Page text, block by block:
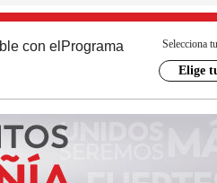
con el Programa Selecciona
Elige